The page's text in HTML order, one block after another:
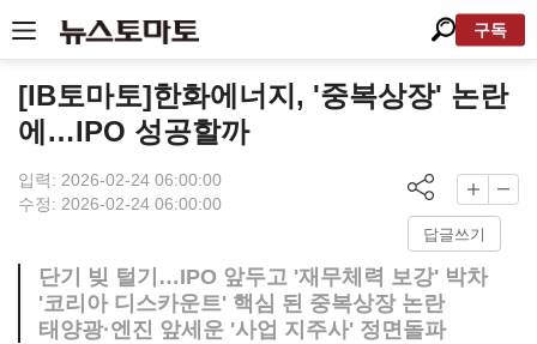
구독
[IB토마토]한화에너지, '중복상장' 논란
에…IPO 성공할까
입력: 2026-02-24 06:00:00
수정: 2026-02-24 06:00:00
답글쓰기
단기 빚 털기…IPO 앞두고 '재무체력 보강' 박차
'코리아 디스카운트' 핵심 된 중복상장 논란
태양광·엔진 앞세운 '사업 지주사' 정면돌파